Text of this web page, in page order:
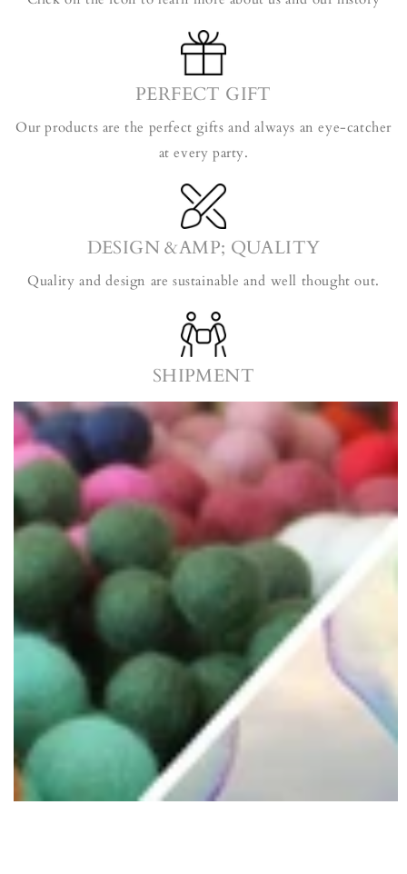
PERFECT GIFT
Our products are the perfect gifts and always an eye-catcher
at every party.
DESIGN &AMP; QUALITY
Quality and design are sustainable and well thought out.
SHIPMENT
Your packages will be shipped the next working day - if in
stock.